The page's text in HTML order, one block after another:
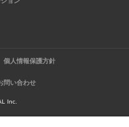
個人情報保護方針
問い合わせ
Inc.